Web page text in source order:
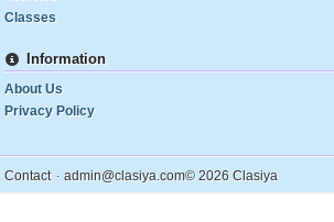
Classes
Information
About Us
Privacy Policy
Contact . admin@clasiya.com© 2026 Clasiya